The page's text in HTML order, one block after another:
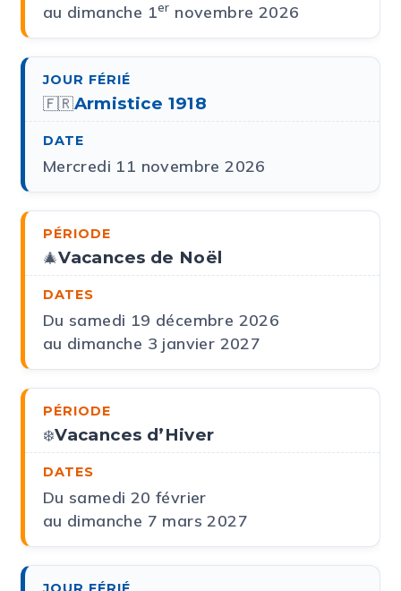
au dimanche 1er novembre 2026
🇫🇷Armistice 1918
Mercredi 11 novembre 2026
🎄Vacances de Noël
Du samedi 19 décembre 2026
au dimanche 3 janvier 2027
❄️Vacances d’Hiver
Du samedi 20 février
au dimanche 7 mars 2027